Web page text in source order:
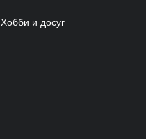
Хобби и досуг